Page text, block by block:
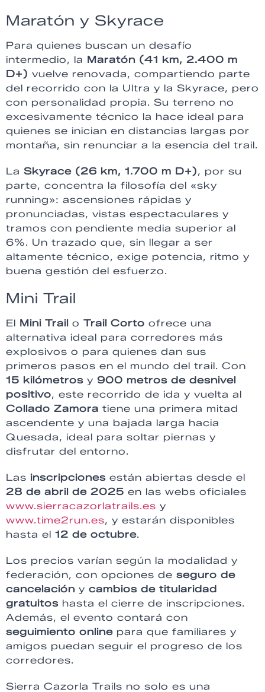
Maratón y Skyrace
Para quienes buscan un desafío
intermedio, la Maratón (41 km, 2.400 m
D+) vuelve renovada, compartiendo parte
del recorrido con la Ultra y la Skyrace, pero
con personalidad propia. Su terreno no
excesivamente técnico la hace ideal para
quienes se inician en distancias largas por
montaña, sin renunciar a la esencia del trail.
La Skyrace (26 km, 1.700 m D+), por su
parte, concentra la filosofía del «sky
running»: ascensiones rápidas y
pronunciadas, vistas espectaculares y
tramos con pendiente media superior al
6%. Un trazado que, sin llegar a ser
altamente técnico, exige potencia, ritmo y
buena gestión del esfuerzo.
Mini Trail
El Mini Trail o Trail Corto ofrece una
alternativa ideal para corredores más
explosivos o para quienes dan sus
primeros pasos en el mundo del trail. Con
15 kilómetros y 900 metros de desnivel
positivo, este recorrido de ida y vuelta al
Collado Zamora tiene una primera mitad
ascendente y una bajada larga hacia
Quesada, ideal para soltar piernas y
disfrutar del entorno.
Las inscripciones están abiertas desde el
28 de abril de 2025 en las webs oficiales
www.sierracazorlatrails.es y
www.time2run.es, y estarán disponibles
hasta el 12 de octubre.
Los precios varían según la modalidad y
federación, con opciones de seguro de
cancelación y cambios de titularidad
gratuitos hasta el cierre de inscripciones.
Además, el evento contará con
seguimiento online para que familiares y
amigos puedan seguir el progreso de los
corredores.
Sierra Cazorla Trails no solo es una